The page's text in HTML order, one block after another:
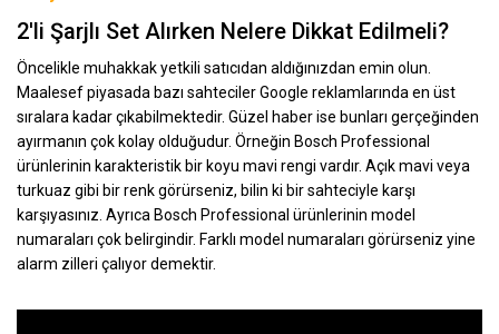
2'li Şarjlı Set Alırken Nelere Dikkat Edilmeli?
Öncelikle muhakkak yetkili satıcıdan aldığınızdan emin olun.
Maalesef piyasada bazı sahteciler Google reklamlarında en üst
sıralara kadar çıkabilmektedir. Güzel haber ise bunları gerçeğinden
ayırmanın çok kolay olduğudur. Örneğin Bosch Professional
ürünlerinin karakteristik bir koyu mavi rengi vardır. Açık mavi veya
turkuaz gibi bir renk görürseniz, bilin ki bir sahteciyle karşı
karşıyasınız. Ayrıca Bosch Professional ürünlerinin model
numaraları çok belirgindir. Farklı model numaraları görürseniz yine
alarm zilleri çalıyor demektir.